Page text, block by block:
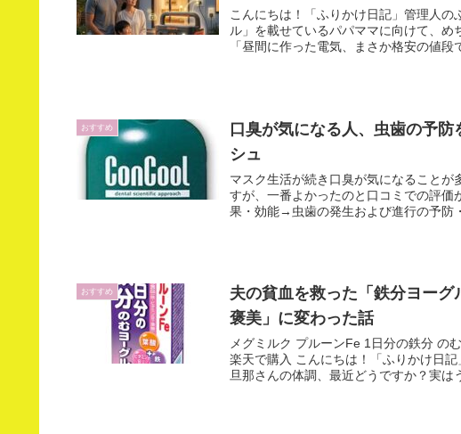
こんにちは！「ふりかけ日記」管理人
ル」を載せているパパママに向けて、
「昼間に作った電気、まさか格安の値段
おすすめ
口臭が気になる人、虫歯の予
シュ
マスク生活が続き口臭が気になることが
すが、一番よかったのと口コミでの評
果・効能→虫歯の発生および進行の予防
おすすめ
夫の貧血を救った「鉄分ヨー
褒美」に変わった話
メグミルク プルーンFe 1日分の鉄分 の
楽天で購入 こんにちは！「ふりかけ日
旦那さんの体調、最近どうですか？実は